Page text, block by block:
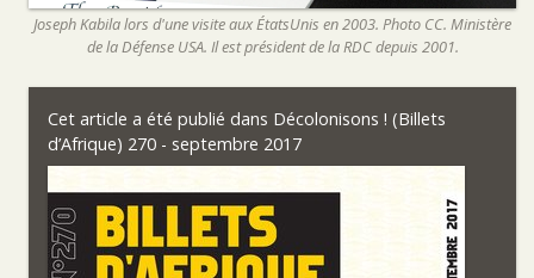
Joseph Kabila lors d'une visite aux États­Unis en 2003. Photo CC. Ministère
de la Défense USA. Il est président de la RDC depuis 2001.
Cet article a été publié dans Décolonisons ! (Billets
d’Afrique) 270 - septembre 2017